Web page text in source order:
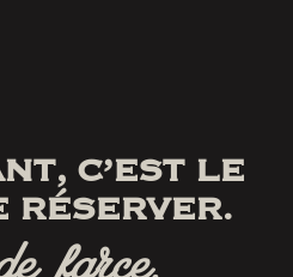
C’EST LE
RÉSERVER.
farce.